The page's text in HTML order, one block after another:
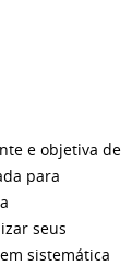
e objetiva de
para
seus
sistemática